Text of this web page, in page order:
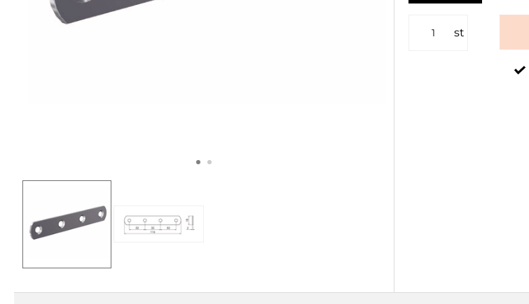
st